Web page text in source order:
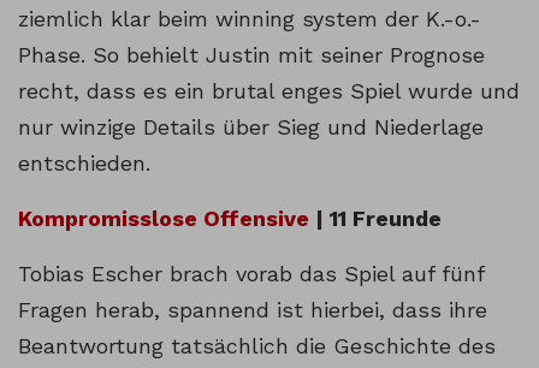
ziemlich klar beim winning system der K.-o.-
Phase. So behielt Justin mit seiner Prognose
recht, dass es ein brutal enges Spiel wurde und
nur winzige Details über Sieg und Niederlage
entschieden.
Kom­pro­miss­lose Offen­sive | 11 Freunde
Tobias Escher brach vorab das Spiel auf fünf
Fragen herab, spannend ist hierbei, dass ihre
Beantwortung tatsächlich die Geschichte des